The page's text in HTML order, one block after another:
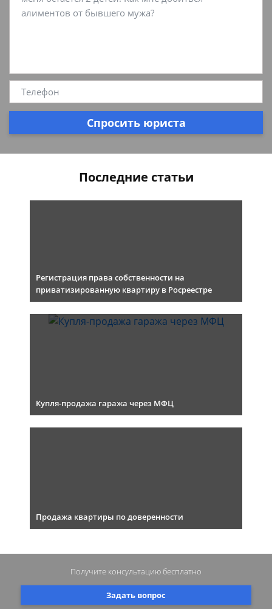
Спросить юриста
Последние статьи
Регистрация права собственности на
приватизированную квартиру в Росреестре
Купля-продажа гаража через МФЦ
Продажа квартиры по доверенности
Задать вопрос
Получите консультацию бесплатно